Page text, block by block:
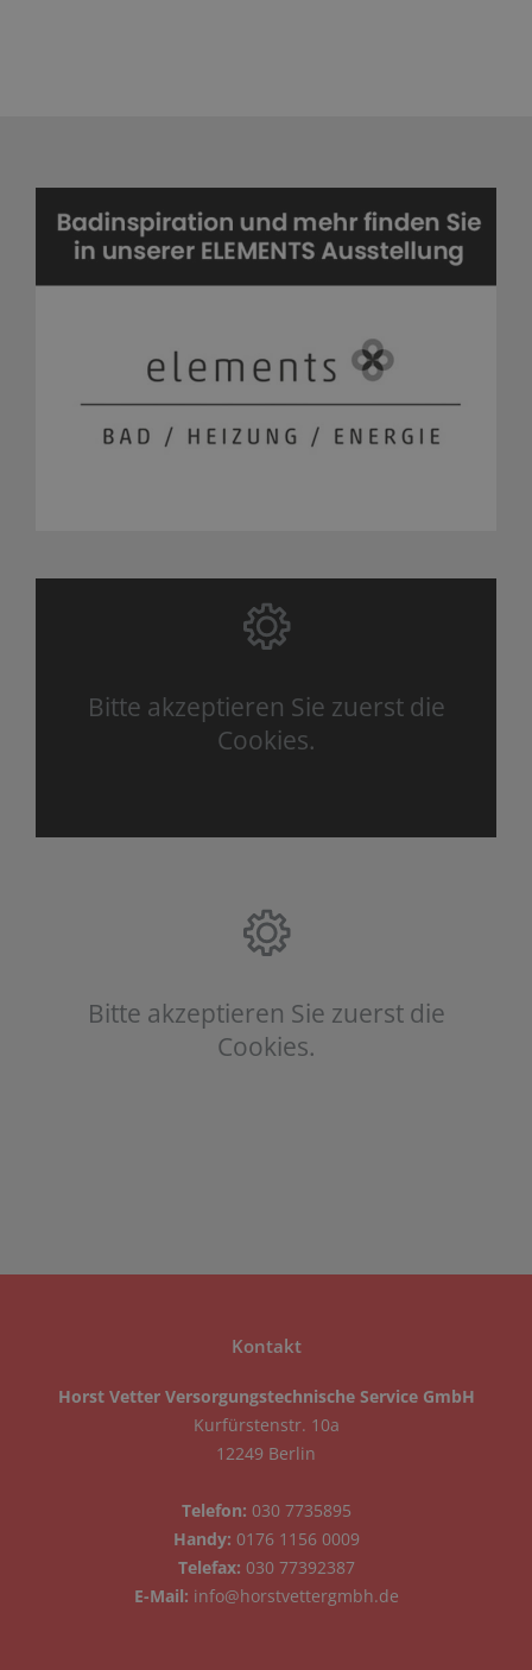
Bitte akzeptieren Sie zuerst die
Cookies.
Bitte akzeptieren Sie zuerst die
Cookies.
Kontakt
Horst Vetter Versorgungstechnische Service GmbH
Kurfürstenstr. 10a
12249 Berlin
Telefon: 030 7735895
Handy: 0176 1156 0009
Telefax: 030 77392387
E-Mail: info@horstvettergmbh.de